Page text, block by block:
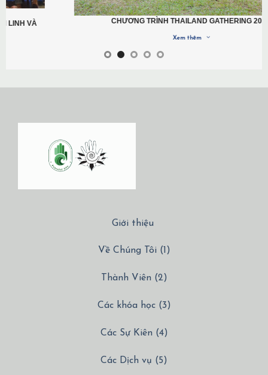
CHƯƠNG TRÌNH THAILAND GATHERING 2022
Giới thiệu
Về Chúng Tôi (1)
Thành Viên (2)
Các khóa học (3)
Các Sự Kiên (4)
Các Dịch vụ (5)